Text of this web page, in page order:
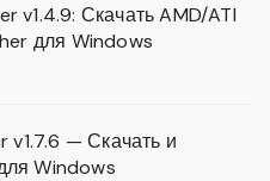
v1.4.9: Скачать AMD/ATI
для Windows
v1.7.6 — Скачать и
Windows